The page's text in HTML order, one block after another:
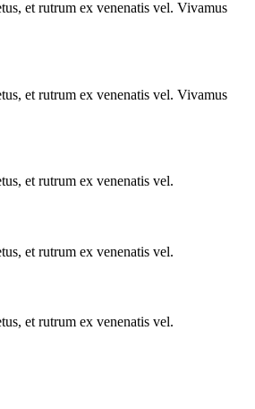
et rutrum ex venenatis vel. Vivamus
et rutrum ex venenatis vel. Vivamus
et rutrum ex venenatis vel.
et rutrum ex venenatis vel.
et rutrum ex venenatis vel.